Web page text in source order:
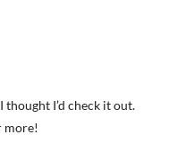
I’d check it out.
more!